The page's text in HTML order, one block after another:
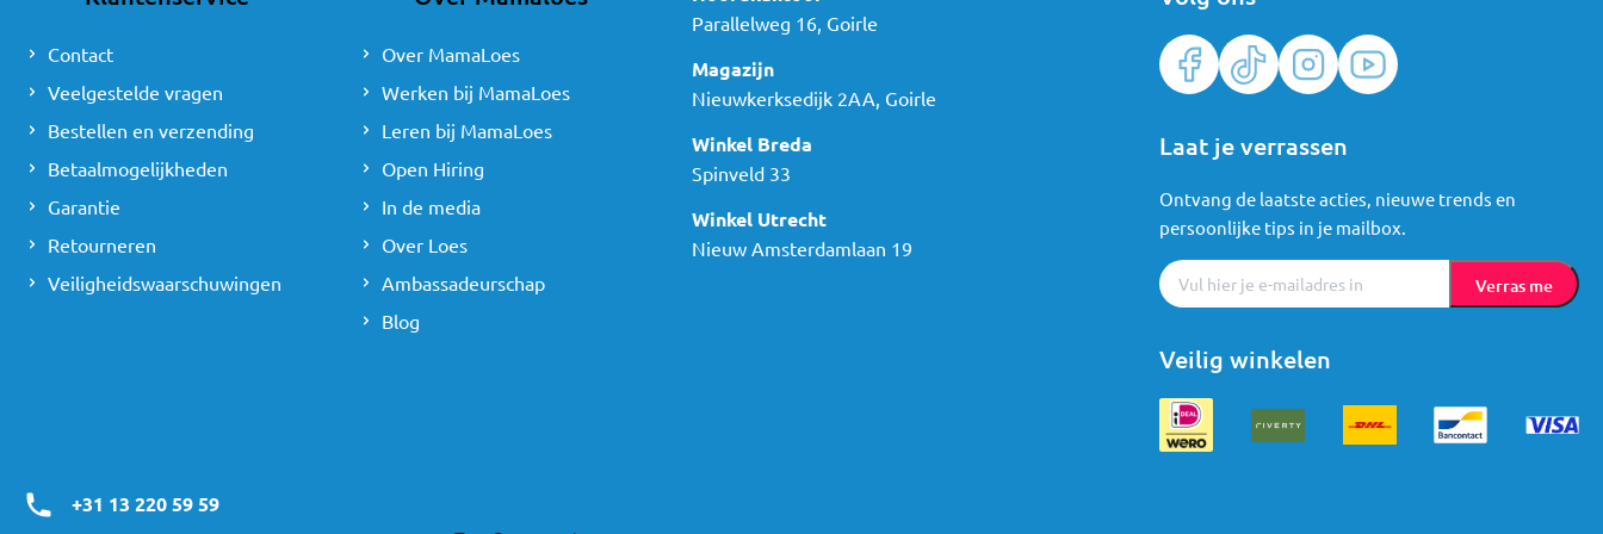
Contact
Veelgestelde vragen
Bestellen en verzending
Betaalmogelijkheden
Garantie
Retourneren
Veiligheidswaarschuwingen
Over MamaLoes
Werken bij MamaLoes
Leren bij MamaLoes
Open Hiring
In de media
Over Loes
Ambassadeurschap
Blog
Parallelweg 16, Goirle
Magazijn
Nieuwkerksedijk 2AA, Goirle
Winkel Breda
Spinveld 33
Winkel Utrecht
Nieuw Amsterdamlaan 19
Veilig winkelen
Laat je verrassen
Ontvang de laatste acties, nieuwe trends en
persoonlijke tips in je mailbox.
Verras me
+31 13 220 59 59